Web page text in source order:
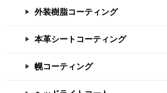
外装樹脂コーティング
本革シートコーティング
幌コーティング